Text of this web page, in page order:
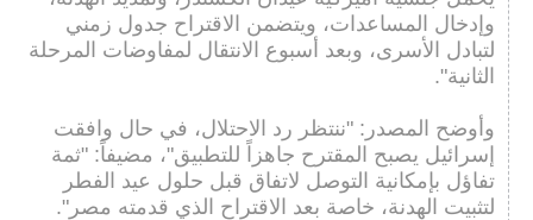
وإدخال المساعدات، ويتضمن الاقتراح جدول زمني
لتبادل الأسرى، وبعد أسبوع الانتقال لمفاوضات المرحلة
الثانية".
وأوضح المصدر: "ننتظر رد الاحتلال، في حال وافقت
إسرائيل يصبح المقترح جاهزاً للتطبيق"، مضيفاً: "ثمة
تفاؤل بإمكانية التوصل لاتفاق قبل حلول عيد الفطر
لتثبيت الهدنة، خاصة بعد الاقتراح الذي قدمته مصر".